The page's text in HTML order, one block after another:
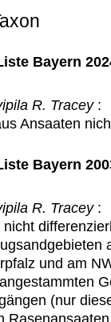
Bayern
R. Tracey :
Ansaaten
Bayern
R. Tracey :
und am
(nur